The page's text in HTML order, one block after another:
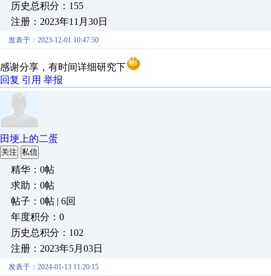
历史总积分：155
注册：2023年11月30日
发表于：2023-12-01 10:47:50
感谢分享，有时间详细研究下
回复 引用 举报
田埂上的二蛋
关注 私信
精华：0帖
求助：0帖
帖子：0帖 | 6回
年度积分：0
历史总积分：102
注册：2023年5月03日
发表于：2024-01-13 11:20:15